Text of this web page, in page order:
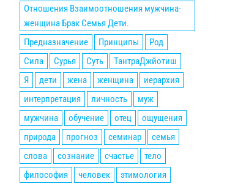
Отношения Взаимоотношения мужчина-
женщина Брак Семья Дети.
Предназначение
Принципы
Род
Сила
Сурья Суть
ТантраДжйотиш
Я
дети жена женщина
иерархия
интерпретация
личность
муж
мужчина
обучение отец
ощущения
природа
прогноз семинар
семья
слова
сознание счастье
тело
философия
человек этимология